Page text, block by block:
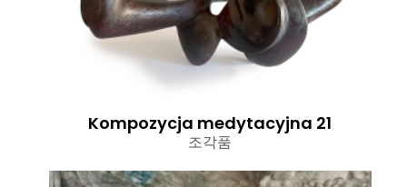
Kompozycja medytacyjna 21
조각품